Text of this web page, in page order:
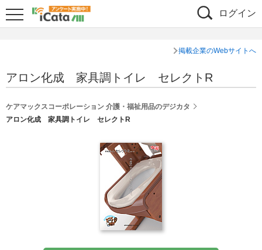
ログイン
掲載企業のWebサイトへ
アロン化成 家具調トイレ セレクトR
ケアマックスコーポレーション 介護・福祉用品のデジカタ
アロン化成 家具調トイレ セレクトR